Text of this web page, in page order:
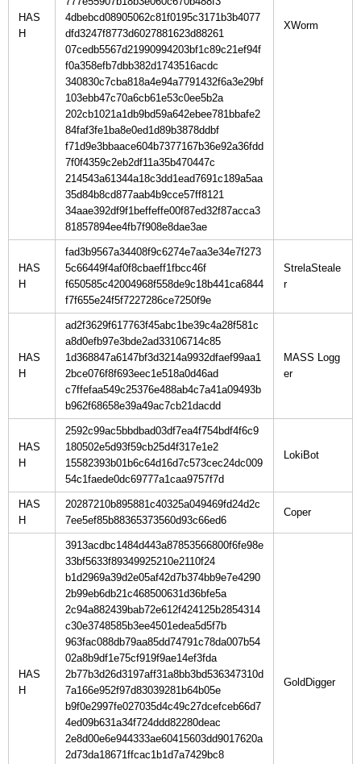
HAS
H
4dbebcd08905062c81f0195c3171b3b4077
dfd3247f8773d6027881623d88261
07cedb5567d21990994203bf1c89c21ef94f
f0a358efb7dbb382d1743516acdc
340830c7cba818a4e94a7791432f6a3e29bf
103ebb47c70a6cb61e53c0ee5b2a
202cb1021a1db9bd59a642ebee781bbafe2
84faf3fe1ba8e0ed1d89b3878ddbf
f71d9e3bbaace604b7377167b36e92a36fdd
7f0f4359c2eb2df11a35b470447c
214543a61344a18c3dd1ead7691c189a5aa
35d84b8cd877aab4b9cce57ff8121
34aae392df9f1beffeffe00f87ed32f87acca3
81857894ee4fb7f908e8dae3ae
HAS
H
fad3b9567a34408f9c6274e7aa3e34e7f273
5c66449f4af0f8cbaeff1fbcc46f
f650585c42004968f558de9c18b441ca6844
f7f655e24f5f7227286ce7250f9e
StrelaSteale
HAS
H
ad2f3629f617763f45abc1be39c4a28f581c
a8d0efb97e3bde2ad33106714c85
1d368847a6147bf3d3214a9932dfaef99aa1
2bce076f8f693eec1e518a0d46ad
c7ffefaa549c25376e488ab4c7a41a09493b
b962f68658e39a49ac7cb21dacdd
MASS Logg
HAS
H
2592c99ac5bbdbad03df7ea4f754bdf4f6c9
180502e5d93f59cb25d4f317e1e2
15582393b01b6c64d16d7c573cec24dc009
54c1faede0dc69777a1caa9757f7d
HAS
H
20287210b895881c40325a049469fd24d2c
7ee5ef85b88365373560d93c66ed6
HAS
H
3913acdbc1484d443a87853566800f6fe98e
33bf5633f89349925210e2110f24
b1d2969a39d2e05af42d7b374bb9e7e4290
2b99eb6db21c468500631d36bfe5a
2c94a882439bab72e612f424125b2854314
c30e3748585b3ee4501edea5d5f7b
963fac088db79aa85dd74791c78da007b54
02a8b9df1e75cf919f9ae14ef3fda
2b77b3d26d3197aff31a8bb3bd536347310d
7a166e952f97d83039281b64b05e
b9f0e2997fe027035d4c49c27dcefceb66d7
4ed09b631a34f724ddd82280deac
2e8d00e6e944333ae60415603dd9017620a
2d73da18671ffcac1b1d7a7429bc8